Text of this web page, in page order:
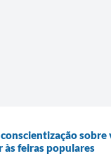
sobre
às feiras populares